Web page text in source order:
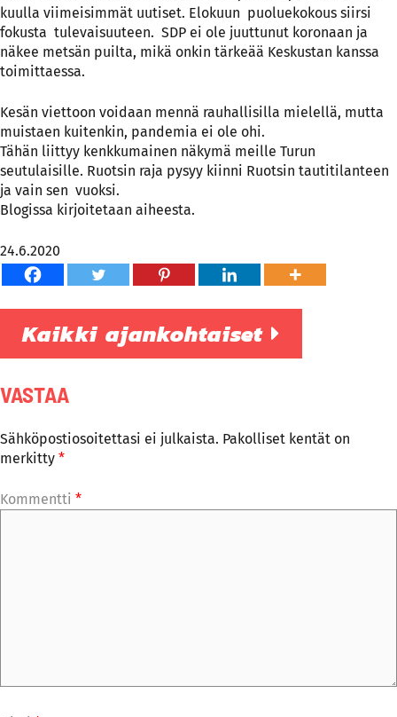
kuulla viimeisimmät uutiset. Elokuun puoluekokous siirsi
fokusta tulevaisuuteen. SDP ei ole juuttunut koronaan ja
näkee metsän puilta, mikä onkin tärkeää Keskustan kanssa
toimittaessa.
Kesän viettoon voidaan mennä rauhallisilla mielellä, mutta
muistaen kuitenkin, pandemia ei ole ohi.
Tähän liittyy kenkkumainen näkymä meille Turun
seutulaisille. Ruotsin raja pysyy kiinni Ruotsin tautitilanteen
ja vain sen vuoksi.
Blogissa kirjoitetaan aiheesta.
24.6.2020
Kaikki ajankohtaiset
VASTAA
Sähköpostiosoitettasi ei julkaista. Pakolliset kentät on
merkitty *
Kommentti *